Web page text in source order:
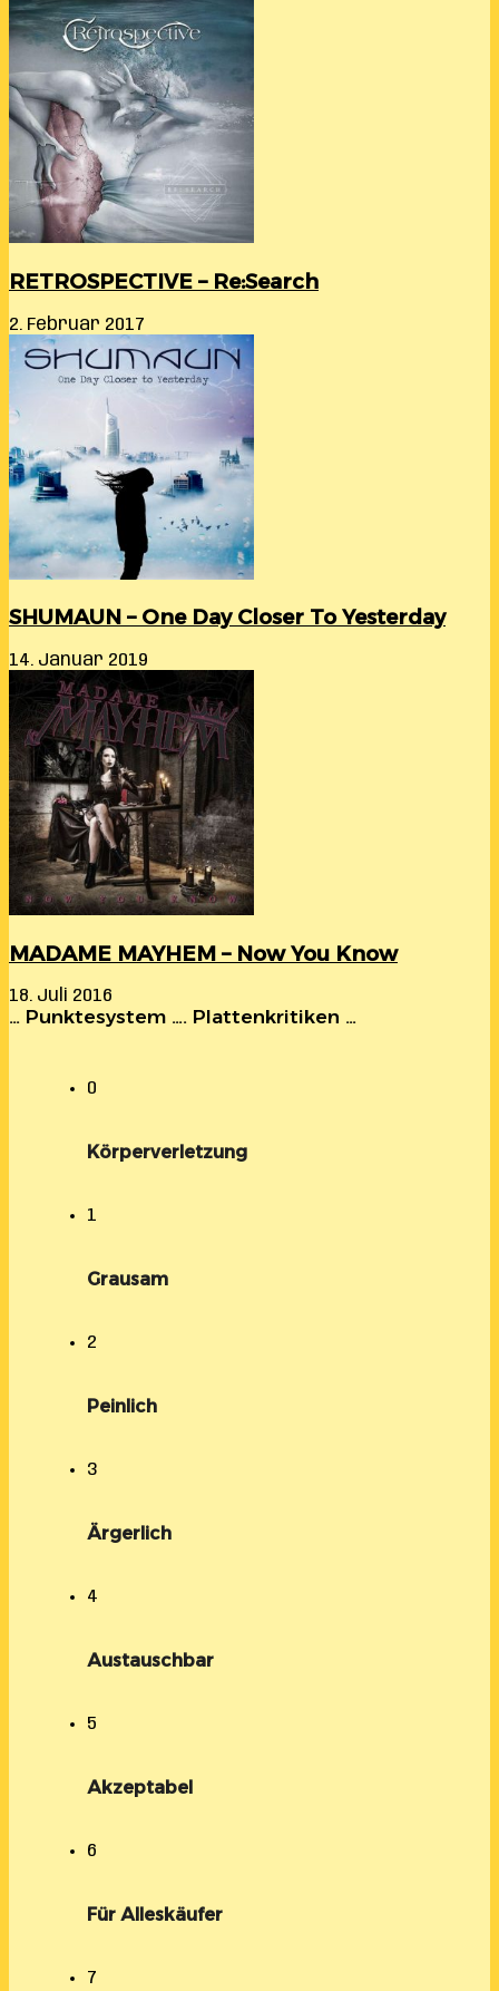
RETROSPECTIVE – Re:Search
2. Februar 2017
SHUMAUN – One Day Closer To Yesterday
14. Januar 2019
MADAME MAYHEM – Now You Know
18. Juli 2016
… Punktesystem …. Plattenkritiken …
0
Körperverletzung
1
Grausam
2
Peinlich
3
Ärgerlich
4
Austauschbar
5
Akzeptabel
6
Für Alleskäufer
7